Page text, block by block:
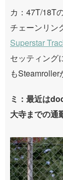
カ：47T/18T
チェーンリン
Superstar
セッティング
もSteamroller
ミ：最近は
大寺までの通